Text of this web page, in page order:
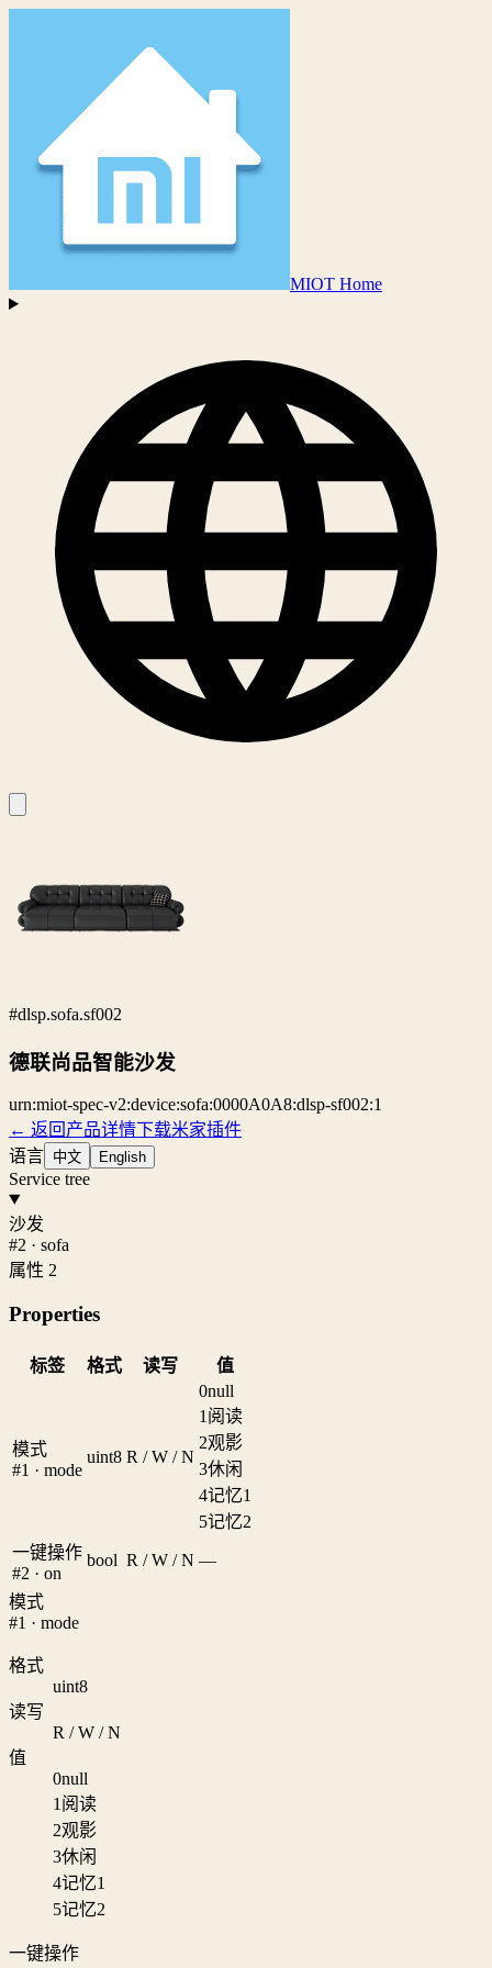
MIOT Home
#dlsp.sofa.sf002
德联尚品智能沙发
urn:miot-spec-v2:device:sofa:0000A0A8:dlsp-sf002:1
← 返回产品详情下载米家插件
语言 中文 English
Service tree
沙发
#2 · sofa
属性 2
Properties
标签 格式 读写 值
模式
#1 · mode
uint8 R / W / N
0null
1 阅读
2观影
3休闲
4记忆1
5记忆2
一键操作
#2 · on
bool R / W / N —
模式
#1 · mode
格式
uint8
读写
R / W / N
值
0null
1 阅读
2观影
3休闲
4记忆1
5记忆2
一键操作